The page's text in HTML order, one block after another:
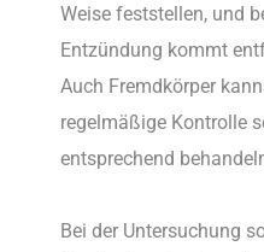
Weise feststellen, und
Entzündung kommt
Auch Fremdkörper
regelmäßige Kontrolle
entsprechend
Bei der Untersuchung